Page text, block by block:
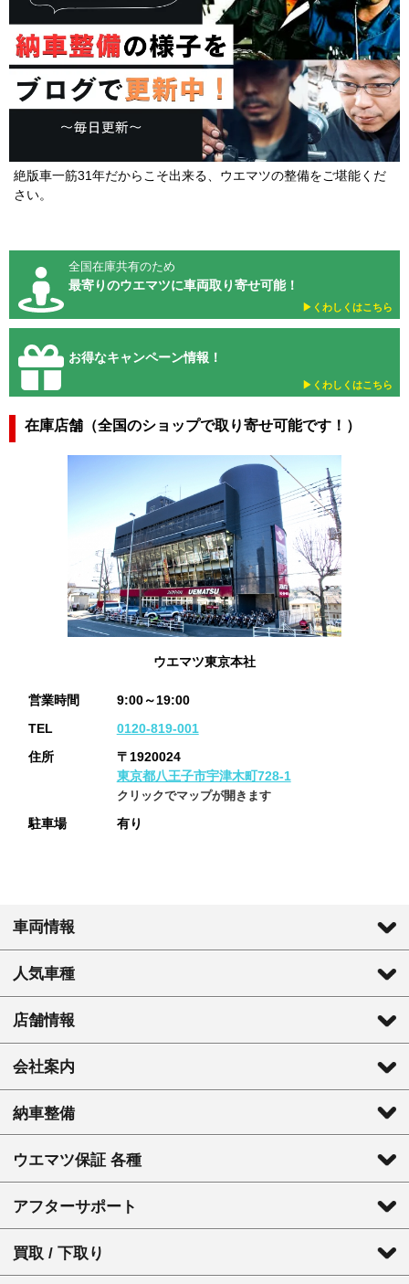
絶版車一筋31年だからこそ出来る、ウエマツの整備をご堪能くだ
さい。
全国在庫共有のため
最寄りのウエマツに車両取り寄せ可能！
▶︎くわしくはこちら
お得なキャンペーン情報！
▶︎くわしくはこちら
在庫店舗（全国のショップで取り寄せ可能です！）
ウエマツ東京本社
営業時間
9:00～19:00
TEL
0120-819-001
住所
〒1920024
東京都八王子市宇津木町728-1
クリックでマップが開きます
駐車場 有り
車両情報
人気車種
店舗情報
会社案内
納車整備
ウエマツ保証 各種
アフターサポート
買取 / 下取り